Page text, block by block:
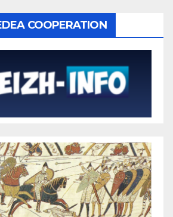
COOPERATION